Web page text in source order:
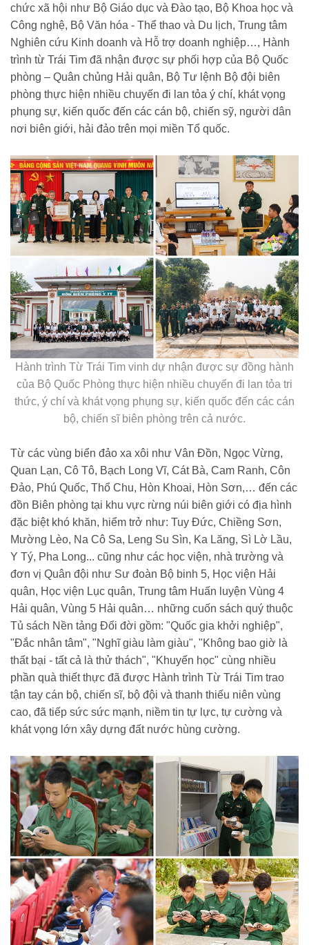
chức xã hội như Bộ Giáo dục và Đào tạo, Bộ Khoa học và
Công nghệ, Bộ Văn hóa - Thể thao và Du lịch, Trung tâm
Nghiên cứu Kinh doanh và Hỗ trợ doanh nghiệp…, Hành
trình từ Trái Tim đã nhận được sự phối hợp của Bộ Quốc
phòng – Quân chủng Hải quân, Bộ Tư lệnh Bộ đội biên
phòng thực hiện nhiều chuyến đi lan tỏa ý chí, khát vọng
phụng sự, kiến quốc đến các cán bộ, chiến sỹ, người dân
nơi biên giới, hải đảo trên mọi miền Tổ quốc.
Hành trình Từ Trái Tim vinh dự nhận được sự đồng hành
của Bộ Quốc Phòng thực hiện nhiều chuyến đi lan tỏa tri
thức, ý chí và khát vọng phụng sự, kiến quốc đến các cán
bộ, chiến sĩ biên phòng trên cả nước.
Từ các vùng biển đảo xa xôi như Vân Đồn, Ngọc Vừng,
Quan Lạn, Cô Tô, Bạch Long Vĩ, Cát Bà, Cam Ranh, Côn
Đảo, Phú Quốc, Thổ Chu, Hòn Khoai, Hòn Sơn,… đến các
đồn Biên phòng tại khu vực rừng núi biên giới có địa hình
đặc biệt khó khăn, hiểm trở như: Tuy Đức, Chiềng Sơn,
Mường Lèo, Na Cô Sa, Leng Su Sìn, Ka Lăng, Sì Lờ Lầu,
Y Tý, Pha Long... cũng như các học viện, nhà trường và
đơn vị Quân đội như Sư đoàn Bộ binh 5, Học viện Hải
quân, Học viện Lục quân, Trung tâm Huấn luyện Vùng 4
Hải quân, Vùng 5 Hải quân… những cuốn sách quý thuộc
Tủ sách Nền tảng Đổi đời gồm: "Quốc gia khởi nghiệp",
"Đắc nhân tâm", "Nghĩ giàu làm giàu", "Không bao giờ là
thất bại - tất cả là thử thách", "Khuyến học" cùng nhiều
phần quà thiết thực đã được Hành trình Từ Trái Tim trao
tận tay cán bộ, chiến sĩ, bộ đội và thanh thiếu niên vùng
cao, đã tiếp sức sức mạnh, niềm tin tự lực, tự cường và
khát vọng lớn xây dựng đất nước hùng cường.